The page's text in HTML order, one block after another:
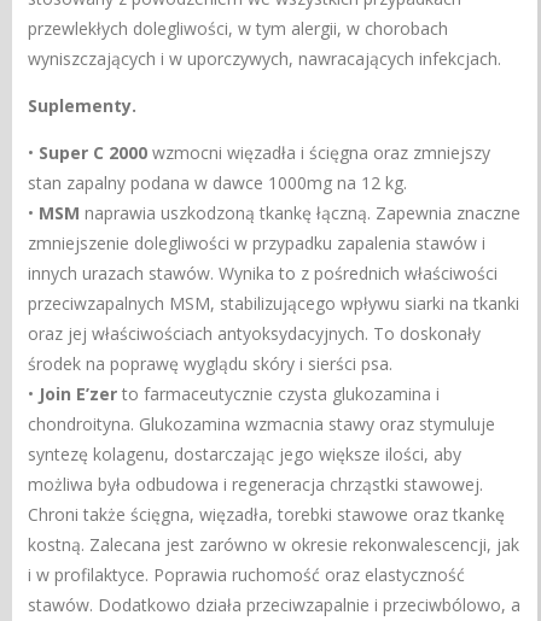
przewlekłych dolegliwości, w tym alergii, w chorobach
wyniszczających i w uporczywych, nawracających infekcjach.
Suplementy.
• Super C 2000 wzmocni więzadła i ścięgna oraz zmniejszy
stan zapalny podana w dawce 1000mg na 12 kg.
• MSM naprawia uszkodzoną tkankę łączną. Zapewnia znaczne
zmniejszenie dolegliwości w przypadku zapalenia stawów i
innych urazach stawów. Wynika to z pośrednich właściwości
przeciwzapalnych MSM, stabilizującego wpływu siarki na tkanki
oraz jej właściwościach antyoksydacyjnych. To doskonały
środek na poprawę wyglądu skóry i sierści psa.
• Join E’zer to farmaceutycznie czysta glukozamina i
chondroityna. Glukozamina wzmacnia stawy oraz stymuluje
syntezę kolagenu, dostarczając jego większe ilości, aby
możliwa była odbudowa i regeneracja chrząstki stawowej.
Chroni także ścięgna, więzadła, torebki stawowe oraz tkankę
kostną. Zalecana jest zarówno w okresie rekonwalescencji, jak
i w profilaktyce. Poprawia ruchomość oraz elastyczność
stawów. Dodatkowo działa przeciwzapalnie i przeciwbólowo, a